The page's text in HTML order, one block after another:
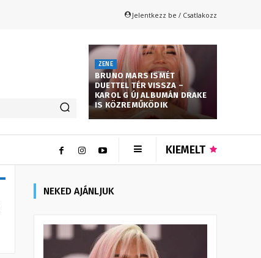
Jelentkezz be / Csatlakozz
ZENE
BRUNO MARS ISMÉT
DUETTEL TÉR VISSZA –
KAROL G ÚJ ALBUMÁN DRAKE
IS KÖZREMŰKÖDIK
KIEMELT
NEKED AJÁNLJUK